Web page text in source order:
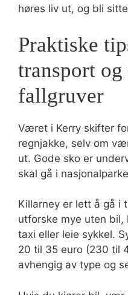
høres liv ut, og bli
Praktiske
transport og
fallgruver
Været i Kerry skifter
regnjakke, selv om
ut. Gode sko er
skal gå i
Killarney er lett å gå i
utforske mye uten bil,
taxi eller leie sykkel.
20 til 35 euro (230 til
avhengig av type og